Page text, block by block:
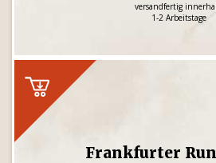
versandfertig
1-2 Arbeitstage
Frankfurter